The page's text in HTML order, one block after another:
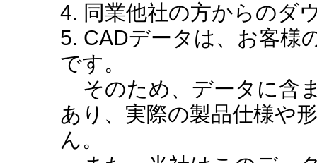
4. 同業他社の方からのダ
5. CADデータは、お客様
です。
そのため、データに含
あり、実際の製品仕様や
ん。